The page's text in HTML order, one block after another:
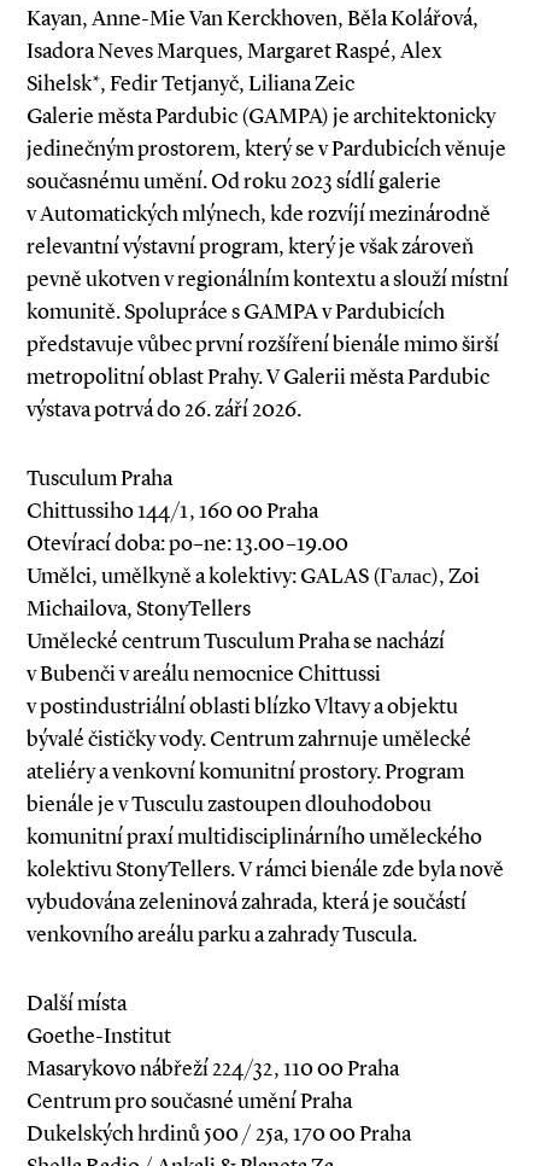
Kayan, Anne-Mie Van Kerckhoven, Běla Kolářová,
Isadora Neves Marques, Margaret Raspé, Alex
Sihelsk*, Fedir Tetjanyč, Liliana Zeic
Galerie města Pardubic (GAMPA) je architektonicky
jedinečným prostorem, který se v Pardubicích věnuje
současnému umění. Od roku 2023 sídlí galerie
v Automatických mlýnech, kde rozvíjí mezinárodně
relevantní výstavní program, který je však zároveň
pevně ukotven v regionálním kontextu a slouží místní
komunitě. Spolupráce s GAMPA v Pardubicích
představuje vůbec první rozšíření bienále mimo širší
metropolitní oblast Prahy. V Galerii města Pardubic
výstava potrvá do 26. září 2026.
Tusculum Praha
Chittussiho 144/1, 160 00 Praha
Otevírací doba: po–ne: 13.00–19.00
Umělci, umělkyně a kolektivy: GALAS (Галас), Zoi
Michailova, StonyTellers
Umělecké centrum Tusculum Praha se nachází
v Bubenči v areálu nemocnice Chittussi
v postindustriální oblasti blízko Vltavy a objektu
bývalé čističky vody. Centrum zahrnuje umělecké
ateliéry a venkovní komunitní prostory. Program
bienále je v Tusculu zastoupen dlouhodobou
komunitní praxí multidisciplinárního uměleckého
kolektivu StonyTellers. V rámci bienále zde byla nově
vybudována zeleninová zahrada, která je součástí
venkovního areálu parku a zahrady Tuscula.
Další místa
Goethe-Institut
Masarykovo nábřeží 224/32, 110 00 Praha
Centrum pro současné umění Praha
Dukelských hrdinů 500 / 25a, 170 00 Praha